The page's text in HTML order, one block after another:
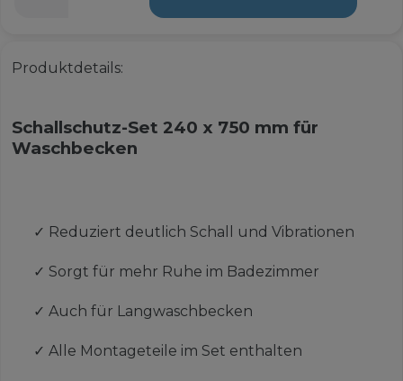
Produktdetails:
Schallschutz-Set 240 x 750 mm für
Waschbecken
✓ Reduziert deutlich Schall und Vibrationen
✓ Sorgt für mehr Ruhe im Badezimmer
✓ Auch für Langwaschbecken
✓ Alle Montageteile im Set enthalten